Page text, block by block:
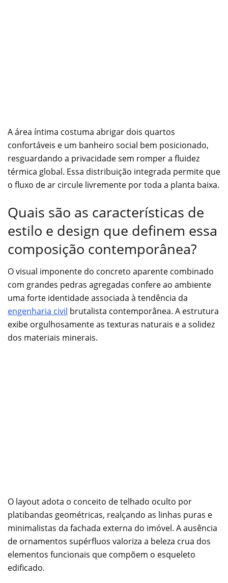
A área íntima costuma abrigar dois quartos
confortáveis e um banheiro social bem posicionado,
resguardando a privacidade sem romper a fluidez
térmica global. Essa distribuição integrada permite que
o fluxo de ar circule livremente por toda a planta baixa.
Quais são as características de
estilo e design que definem essa
composição contemporânea?
O visual imponente do concreto aparente combinado
com grandes pedras agregadas confere ao ambiente
uma forte identidade associada à tendência da
engenharia civil brutalista contemporânea. A estrutura
exibe orgulhosamente as texturas naturais e a solidez
dos materiais minerais.
O layout adota o conceito de telhado oculto por
platibandas geométricas, realçando as linhas puras e
minimalistas da fachada externa do imóvel. A ausência
de ornamentos supérfluos valoriza a beleza crua dos
elementos funcionais que compõem o esqueleto
edificado.